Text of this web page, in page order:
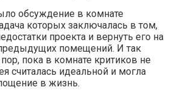
обсуждение в комнате
которых заключалась в том,
проекта и вернуть его на
помещений. И так
пока в комнате критиков не
считалась идеальной и могла
в жизнь.